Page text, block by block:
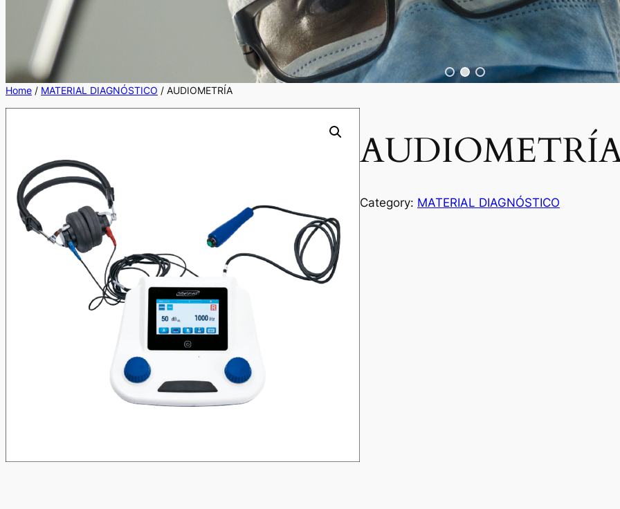
Home / MATERIAL DIAGNÓSTICO / AUDIOMETRÍA
Category: MATERIAL DIAGNÓSTICO